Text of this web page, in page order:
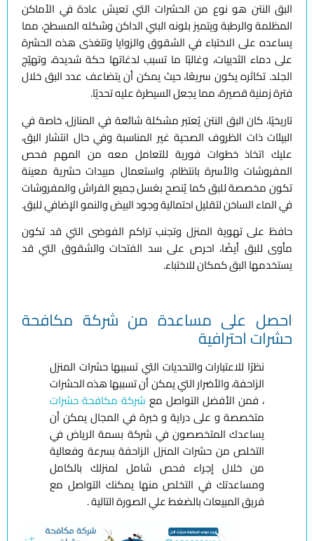
البق النتن هو نوع من الحشرات التي تعيش عادة في الأماكن
المظلمة والرطبة ويتميز بلونه البني الداكن وشكله المسطح، مما
يساعده على الاختباء في الشقوق والزوايا وتتغذى هذه الحشرة
على دماء الثدييات، وغالبًا ما تسبب لدغاتها حكة شديدة، وتهيّج
الجلد. تكاثره يكون سريعًا، حيث يمكن أن يتضاعف عدد البق خلال
فترة زمنية قصيرة، مما يجعل السيطرة عليه تحديًا.
تاريخيًا، كان البق النتن يُعتبر مشكلة شائعة في المنازل، خاصة في
البيئات ذات الظروف الصحية غير المناسبة وفي حال انتشار البق،
عليك اتخاذ خطوات فورية للتعامل معه من المهم فحص
المفروشات والأسرة بانتظام، واستعمال مبيدات حشرية معينة
تكون مخصصة للبق كما يُنصح بغسل جميع الفراش والمفروشات
في الماء الساخن لتقليل احتمالية وجود البيض والنمو الإضافي للبق.
حافظ على تهوية المنزل وتجنب تراكم الفوضى التي قد تكون
مأوى للبق أيضًا، احرص على سد الفتحات والشقوق التي قد
يستخدمها البق كمكان للاختباء.
احصل على مساعدة من شركة مكافحة
حشرات احترافية
نظرًا للاعتبارات والتحديات التي تسببهاحشرات المنزل
الزاحفة، والأضرار التي يمكن أن تسببها هذه الحشرات
، فمن الأفضل التواصل معشركة مكافحة حشرات
متخصصة و على دراية و خبرة في المجال يمكن أن
يساعدك المتخصصون في شركة بسمة الرياض في
التخلص منحشرات المنزل الزاحفةبسرعة وفعالية
من خلال إجراء فحص شامل لمنزلك بالكامل
ومساعدتك في التخلص منها يمكنك التواصل مع
فريق المبيعات بالضغط علي الصورة التالية .